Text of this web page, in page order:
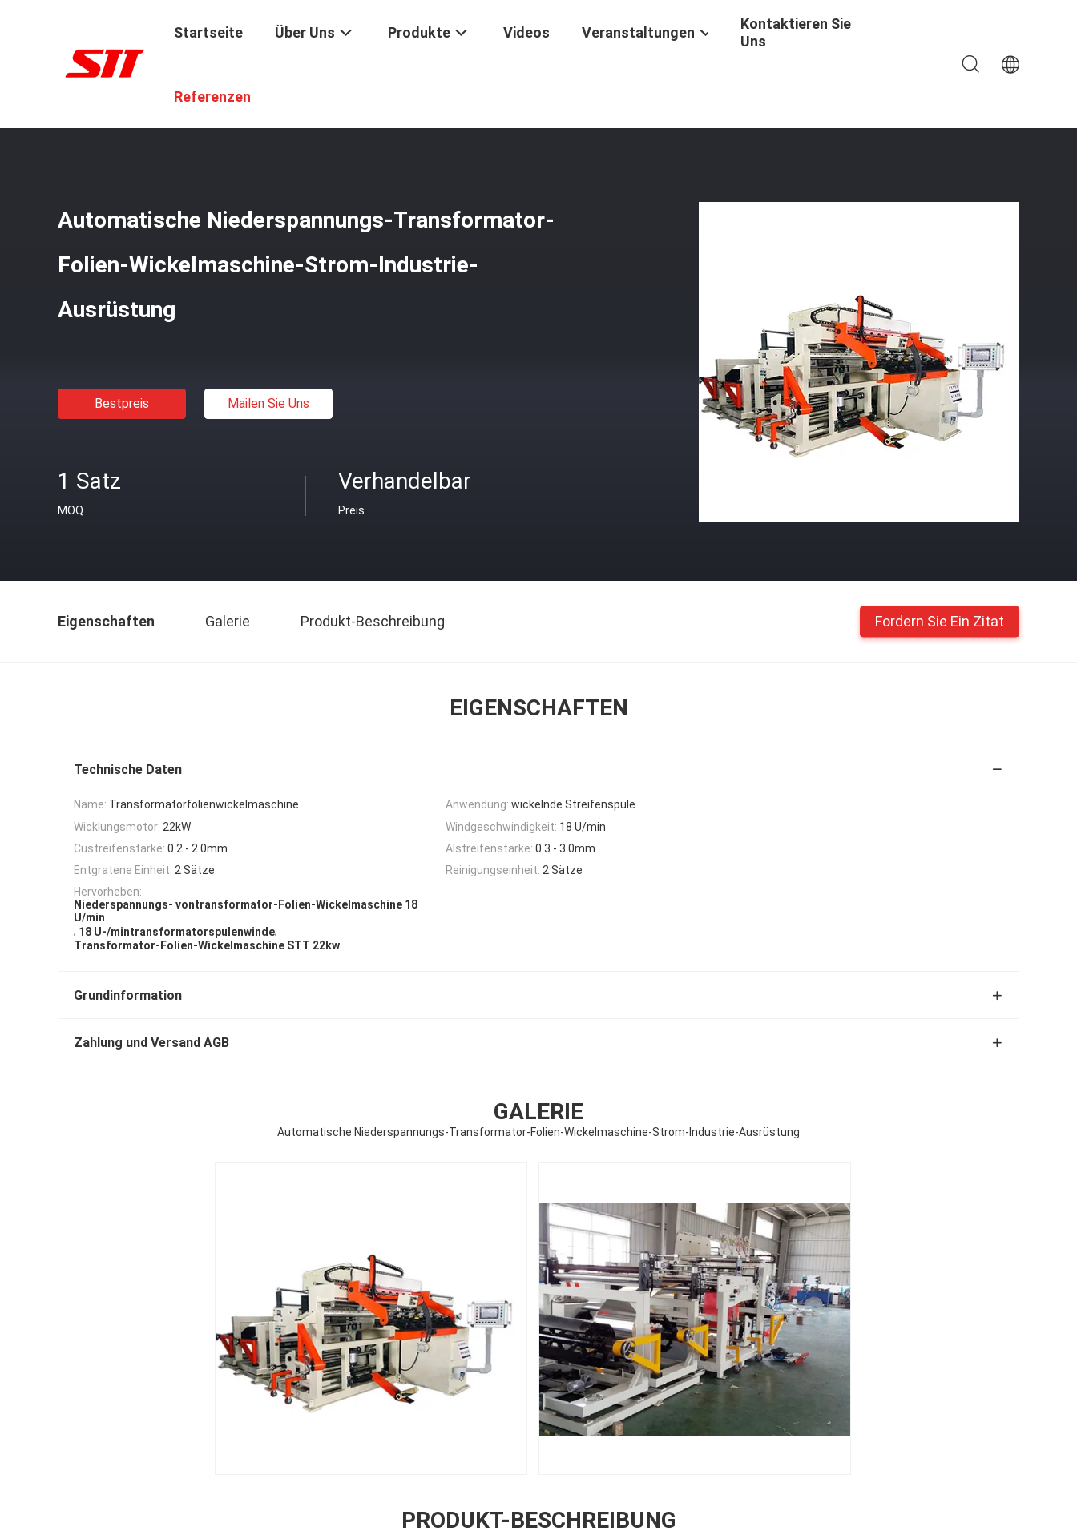
Startseite Über Uns Produkte Videos Veranstaltungen
Kontaktieren Sie
Uns
Referenzen
Automatische Niederspannungs-Transformator-
Folien-Wickelmaschine-Strom-Industrie-
Ausrüstung
Bestpreis Mailen Sie Uns
1 Satz
MOQ
Verhandelbar
Preis
Eigenschaften Galerie Produkt-Beschreibung Fordern Sie Ein Zitat
EIGENSCHAFTEN
Technische Daten
Name: Transformatorfolienwickelmaschine Anwendung: wickelnde Streifenspule
Wicklungsmotor: 22kW Windgeschwindigkeit: 18 U/min
Custreifenstärke: 0.2 - 2.0mm Alstreifenstärke: 0.3 - 3.0mm
Entgratene Einheit: 2 Sätze Reinigungseinheit: 2 Sätze
Hervorheben:
Niederspannungs- vontransformator-Folien-Wickelmaschine 18
U/min
, 18 U-/mintransformatorspulenwinde,
Transformator-Folien-Wickelmaschine STT 22kw
Grundinformation
Zahlung und Versand AGB
GALERIE
Automatische Niederspannungs-Transformator-Folien-Wickelmaschine-Strom-Industrie-Ausrüstung
PRODUKT-BESCHREIBUNG